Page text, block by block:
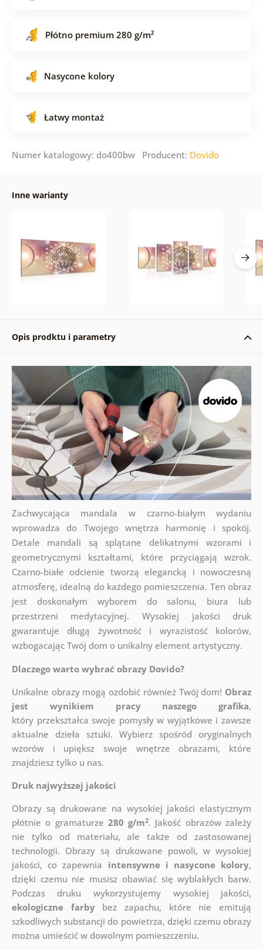
Płótno premium 280 g/m²
Nasycone kolory
Łatwy montaż
Numer katalogowy: do400bw Producent: Dovido
Inne warianty
Opis prodktu i parametry
Zachwycająca mandala w czarno-białym wydaniu
wprowadza do Twojego wnętrza harmonię i spokój.
Detale mandali są splątane delikatnymi wzorami i
geometrycznymi kształtami, które przyciągają wzrok.
Czarno-białe odcienie tworzą elegancką i nowoczesną
atmosferę, idealną do każdego pomieszczenia. Ten obraz
jest doskonałym wyborem do salonu, biura lub
przestrzeni medytacyjnej. Wysokiej jakości druk
gwarantuje długą żywotność i wyrazistość kolorów,
wzbogacając Twój dom o unikalny element artystyczny.
Dlaczego warto wybrać obrazy Dovido?
Unikalne obrazy mogą ozdobić również Twój dom! Obraz
jest wynikiem pracy naszego grafika,
który przekształca swoje pomysły w wyjątkowe i zawsze
aktualne dzieła sztuki. Wybierz spośród oryginalnych
wzorów i upiększ swoje wnętrze obrazami, które
znajdziesz tylko u nas.
Druk najwyższej jakości
Obrazy są drukowane na wysokiej jakości elastycznym
płótnie o gramaturze 280 g/m2. Jakość obrazów zależy
nie tylko od materiału, ale także od zastosowanej
technologii. Obrazy są drukowane powoli, w wysokiej
jakości, co zapewnia intensywne i nasycone kolory,
dzięki czemu nie musisz obawiać się wyblakłych barw.
Podczas druku wykorzystujemy wysokiej jakości,
ekologiczne farbybez zapachu, które nie emitują
szkodliwych substancji do powietrza, dzięki czemu obrazy
można umieścić w dowolnym pomieszczeniu.